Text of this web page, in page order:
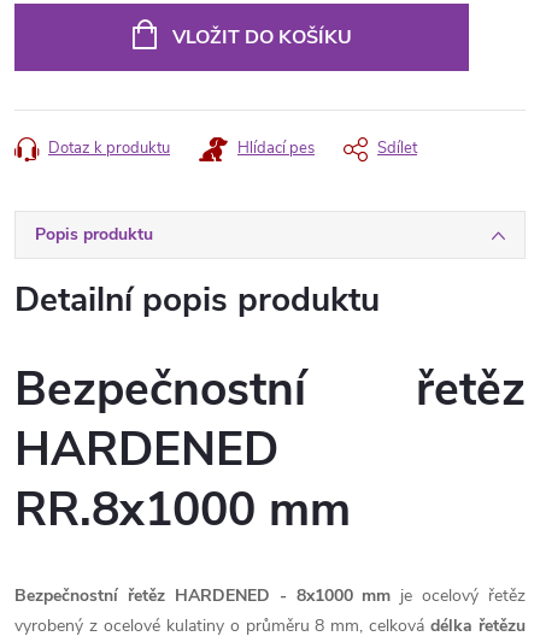
VLOŽIT DO KOŠÍKU
Dotaz k produktu Hlídací pes Sdílet
Popis produktu
Detailní popis produktu
Bezpečnostní řetěz
HARDENED
RR.8x1000 mm
Bezpečnostní řetěz HARDENED - 8x1000 mm je ocelový řetěz
vyrobený z ocelové kulatiny o průměru 8 mm, celkovádélka řetězu